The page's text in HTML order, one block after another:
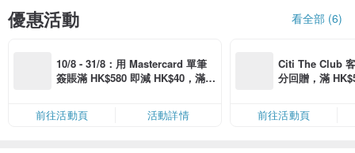
優惠活動 看全部 (6)
10/8 - 31/8：用 Mastercard 單筆
簽賬滿 HK$580 即減 HK$40，滿 H
額有限，額滿即止，僅限「常用信
前往活動頁 活動詳情
Citi The Club
分回贈，滿
前往活動頁